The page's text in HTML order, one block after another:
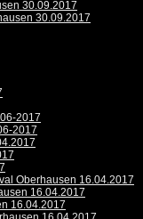
30.09.2017
30.09.2017
2017
2017
Oberhausen 16.04.2017
16.04.2017
16.04.2017